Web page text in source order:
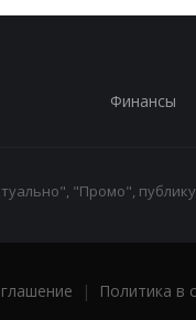
Финансы
"Промо",
|
Политика в